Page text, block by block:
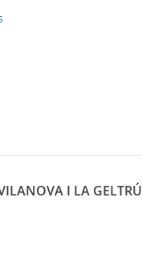
I LA GELTRÚ